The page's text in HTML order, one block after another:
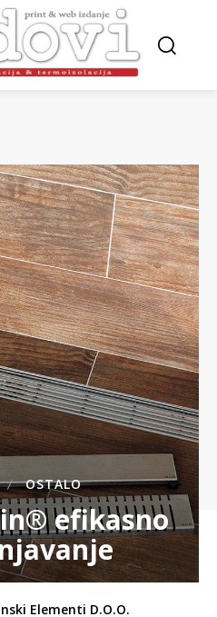
OSTALO
efikasno
Elementi D.o.o.